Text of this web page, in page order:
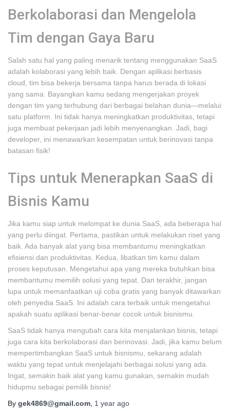
Berkolaborasi dan Mengelola
Tim dengan Gaya Baru
Salah satu hal yang paling menarik tentang menggunakan SaaS
adalah kolaborasi yang lebih baik. Dengan aplikasi berbasis
cloud, tim bisa bekerja bersama tanpa harus berada di lokasi
yang sama. Bayangkan kamu sedang mengerjakan proyek
dengan tim yang terhubung dari berbagai belahan dunia—melalui
satu platform. Ini tidak hanya meningkatkan produktivitas, tetapi
juga membuat pekerjaan jadi lebih menyenangkan. Jadi, bagi
developer, ini menawarkan kesempatan untuk berinovasi tanpa
batasan fisik!
Tips untuk Menerapkan SaaS di
Bisnis Kamu
Jika kamu siap untuk melompat ke dunia SaaS, ada beberapa hal
yang perlu diingat. Pertama, pastikan untuk melakukan riset yang
baik. Ada banyak alat yang bisa membantumu meningkatkan
efisiensi dan produktivitas. Kedua, libatkan tim kamu dalam
proses keputusan. Mengetahui apa yang mereka butuhkan bisa
membantumu memilih solusi yang tepat. Dan terakhir, jangan
lupa untuk memanfaatkan uji coba gratis yang banyak ditawarkan
oleh penyedia SaaS. Ini adalah cara terbaik untuk mengetahui
apakah suatu aplikasi benar-benar cocok untuk bisnismu.
SaaS tidak hanya mengubah cara kita menjalankan bisnis, tetapi
juga cara kita berkolaborasi dan berinovasi. Jadi, jika kamu belum
mempertimbangkan SaaS untuk bisnismu, sekarang adalah
waktu yang tepat untuk menjelajahi berbagai solusi yang ada.
Ingat, semakin baik alat yang kamu gunakan, semakin mudah
hidupmu sebagai pemilik bisnis!
By gek4869@gmail.com 1 year ago